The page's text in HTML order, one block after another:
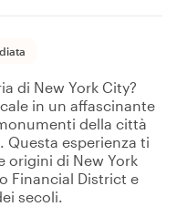
di New York City?
in un affascinante
della città
esperienza ti
origini di New York
Financial District e
secoli.